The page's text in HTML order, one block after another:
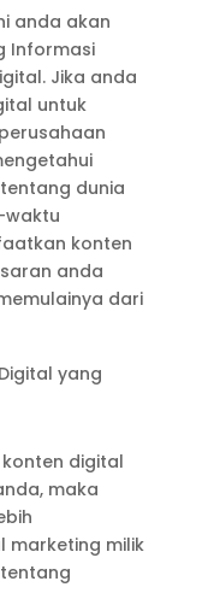
anda akan
Informasi
Jika anda
untuk
dunia
waktu
konten
anda
dari
yang
digital
maka
marketing milik